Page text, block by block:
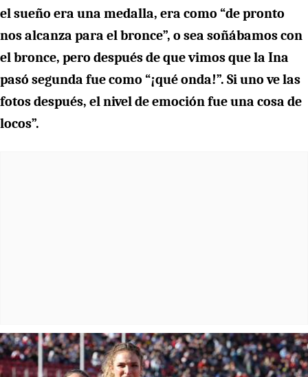
el sueño era una medalla, era como “de pronto
nos alcanza para el bronce”, o sea soñábamos con
el bronce, pero después de que vimos que la Ina
pasó segunda fue como “¡qué onda!”. Si uno ve las
fotos después, el nivel de emoción fue una cosa de
locos”.